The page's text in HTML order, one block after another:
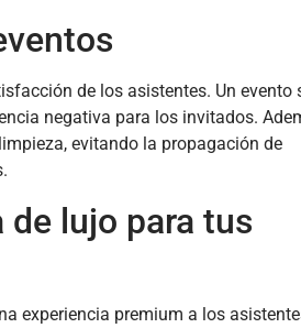
de los asistentes. Un evento
negativa para los invitados.
evitando la propagación de
de lujo para tus
experiencia premium a los